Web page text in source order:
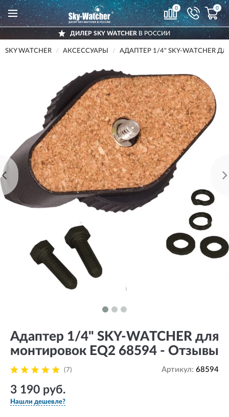
0 0
ДИЛЕР SKY WATCHER В РОССИИ
SKY WATCHER АКСЕССУАРЫ АДАПТЕР 1/4" SKY-WATCHER
Адаптер 1/4" SKY-WATCHER для
монтировок EQ2 68594 - Отзывы
(7) Артикул: 68594
3 190 руб.
Нашли дешевле?